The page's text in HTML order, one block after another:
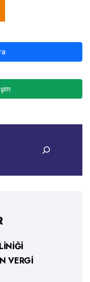
VERGI